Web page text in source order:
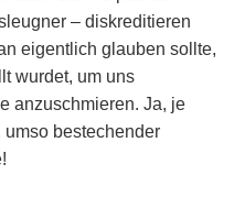
– diskreditieren
eigentlich glauben sollte,
wurdet, um uns
anzuschmieren. Ja, je
bestechender